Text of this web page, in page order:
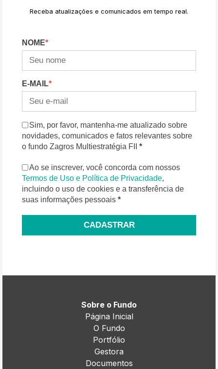
Receba atualizações e comunicados em tempo real.
NOME*
E-MAIL*
Sim, por favor, mantenha-me atualizado sobre
novidades, comunicados e fatos relevantes sobre
o fundo Zagros Multiestratégia FII
*
Ao se inscrever, você concorda com nossos
Termos de Uso e Política de Privacidade,
incluindo o uso de cookies e a transferência de
suas informações pessoais *
CADASTRAR
Sobre o Fundo
Página Inicial
O Fundo
Portfólio
Gestora
Documentos